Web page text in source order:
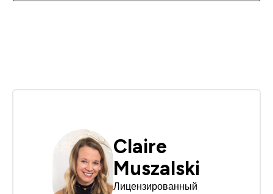
Claire
Muszalski
Лицензированный